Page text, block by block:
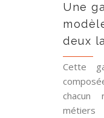
Une
deux
Cette
chacun
métiers